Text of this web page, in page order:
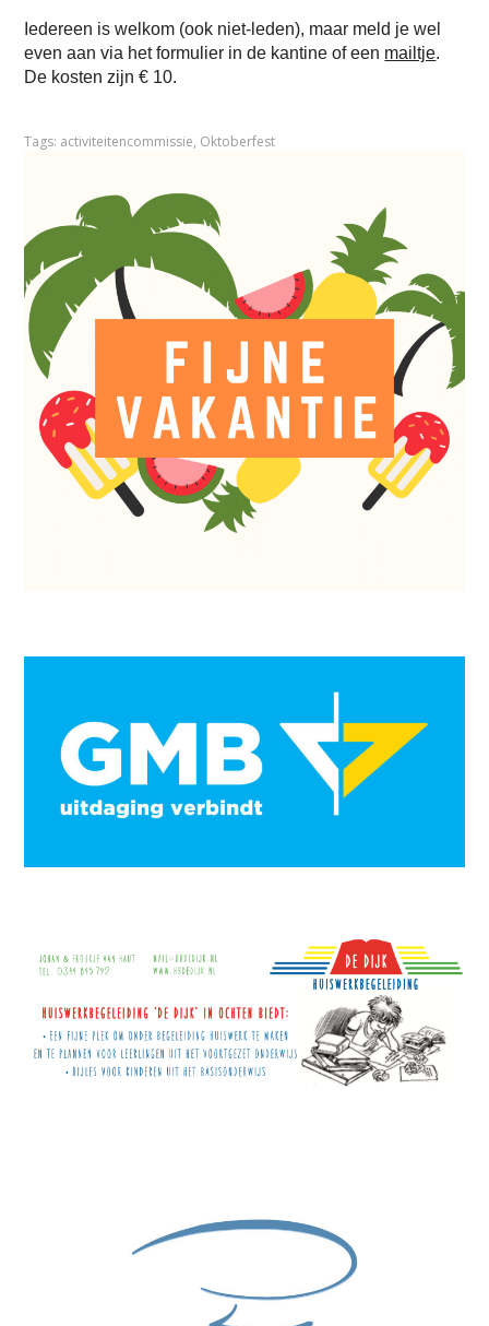
Iedereen is welkom (ook niet-leden), maar meld je wel
even aan via het formulier in de kantine of een mailtje.
De kosten zijn € 10.
Tags: activiteitencommissie, Oktoberfest